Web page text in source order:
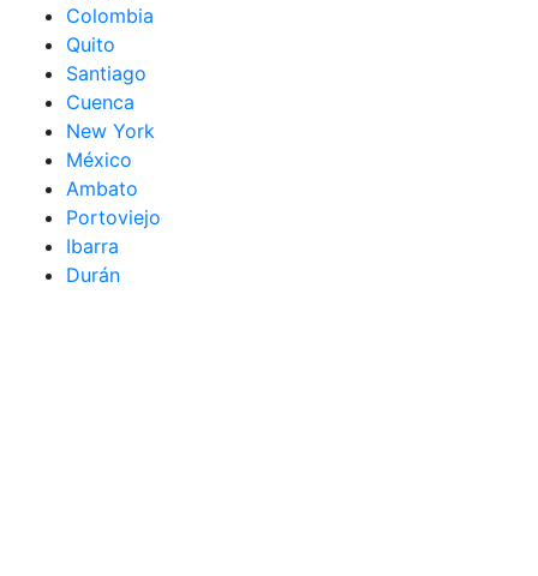
Colombia
Quito
Santiago
Cuenca
New York
México
Ambato
Portoviejo
Ibarra
Durán